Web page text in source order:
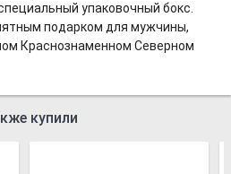
упаковочный бокс.
подарком для мужчины,
Краснознаменном Северном
купили